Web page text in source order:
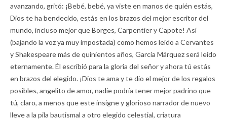
avanzando, gritó: ¡Bebé, bebé, ya viste en manos de quién estás,
Dios te ha bendecido, estás en los brazos del mejor escritor del
mundo, incluso mejor que Borges, Carpentier y Capote! Así
(bajando la voz ya muy impostada) como hemos leído a Cervantes
y Shakespeare más de quinientos años, García Márquez será leído
eternamente. Él escribió para la gloria del señor y ahora tú estás
en brazos del elegido. ¡Dios te ama y te dio el mejor de los regalos
posibles, angelito de amor, nadie podría tener mejor padrino que
tú, claro, a menos que este insigne y glorioso narrador de nuevo
lleve a la pila bautismal a otro elegido celestial, criatura